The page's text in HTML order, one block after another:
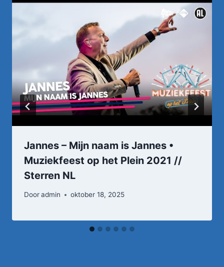
Jannes – Mijn naam is Jannes •
Muziekfeest op het Plein 2021 //
Sterren NL
Dooradmin oktober 18, 2025